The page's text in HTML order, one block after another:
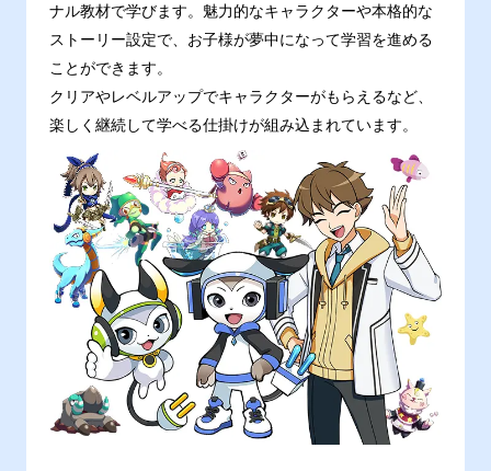
ナル教材で学びます。魅力的なキャラクターや本格的な
ストーリー設定で、お子様が夢中になって学習を進める
ことができます。
クリアやレベルアップでキャラクターがもらえるなど、
楽しく継続して学べる仕掛けが組み込まれています。